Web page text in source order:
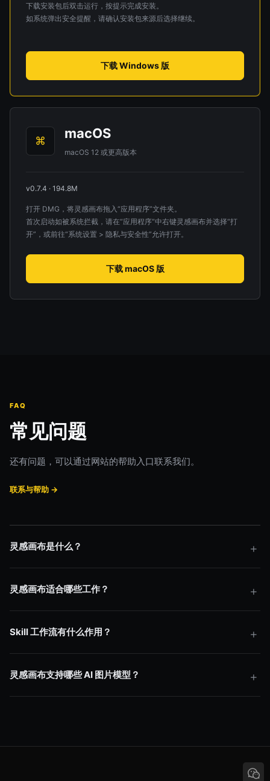
下载安装包后双击运行，按提示完成安装。
如系统弹出安全提醒，请确认安装包来源后选择继续。
下载 Windows 版
⌘ macOS
macOS 12 或更高版本
v0.7.4 · 194.8M
打开 DMG，将灵感画布拖入“应用程序”文件夹。
首次启动如被系统拦截，请在“应用程序”中右键灵感画布并选择“打
开”，或前往“系统设置 > 隐私与安全性”允许打开。
下载 macOS 版
FAQ
常见问题
还有问题，可以通过网站的帮助入口联系我们。
联系与帮助 →
灵感画布是什么？
灵感画布适合哪些工作？
Skill 工作流有什么作用？
灵感画布支持哪些 AI 图片模型？